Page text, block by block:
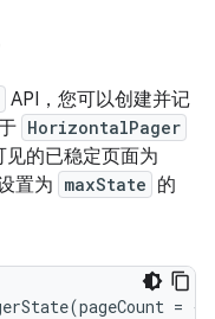
API，您可以创建并记
HorizontalPager
的已稳定页面为
置为 maxState 的
(pageCount = {